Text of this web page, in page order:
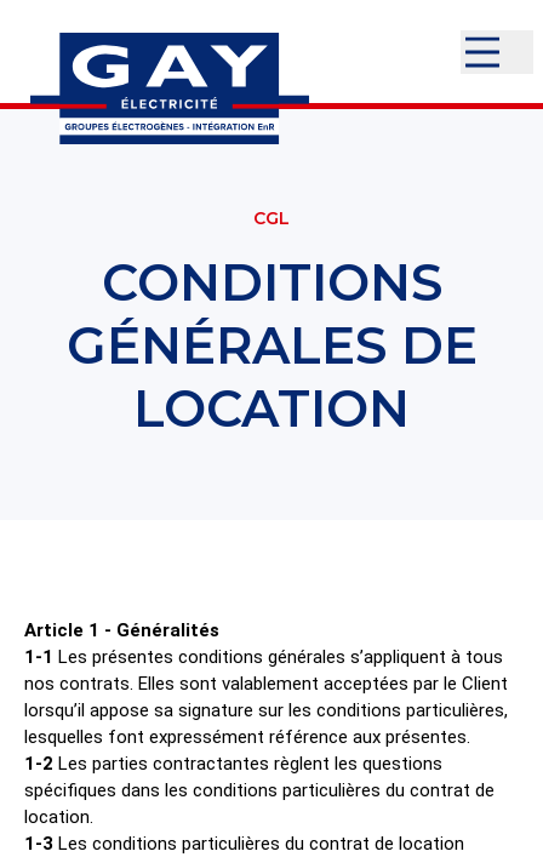
CGL
CONDITIONS
GÉNÉRALES DE
LOCATION
Article 1 - Généralités
1-1 Les présentes conditions générales s’appliquent à tous
nos contrats. Elles sont valablement acceptées par le Client
lorsqu’il appose sa signature sur les conditions particulières,
lesquelles font expressément référence aux présentes.
1-2 Les parties contractantes règlent les questions
spécifiques dans les conditions particulières du contrat de
location.
1-3 Les conditions particulières du contrat de location